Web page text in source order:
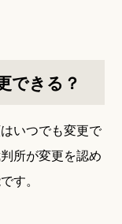
できる？
いつでも変更で
所が変更を認め
す。